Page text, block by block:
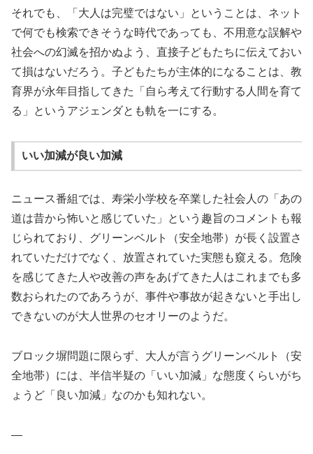
それでも、「大人は完璧ではない」ということは、ネット
で何でも検索できそうな時代であっても、不用意な誤解や
社会への幻滅を招かぬよう、直接子どもたちに伝えておい
て損はないだろう。子どもたちが主体的になることは、教
育界が永年目指してきた「自ら考えて行動する人間を育て
る」というアジェンダとも軌を一にする。
いい加減が良い加減
ニュース番組では、寿栄小学校を卒業した社会人の「あの
道は昔から怖いと感じていた」という趣旨のコメントも報
じられており、グリーンベルト（安全地帯）が長く設置さ
れていただけでなく、放置されていた実態も窺える。危険
を感じてきた人や改善の声をあげてきた人はこれまでも多
数おられたのであろうが、事件や事故が起きないと手出し
できないのが大人世界のセオリーのようだ。
ブロック塀問題に限らず、大人が言うグリーンベルト（安
全地帯）には、半信半疑の「いい加減」な態度くらいがち
ょうど「良い加減」なのかも知れない。​
—